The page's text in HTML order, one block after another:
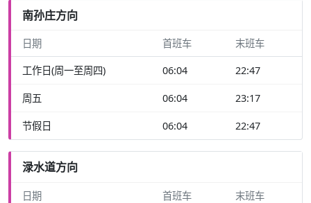
南孙庄方向
日期 首班车 末班车
工作日(周一至周四) 06:04 22:47
周五 06:04 23:17
节假日 06:04 22:47
渌水道方向
日期 首班车 末班车